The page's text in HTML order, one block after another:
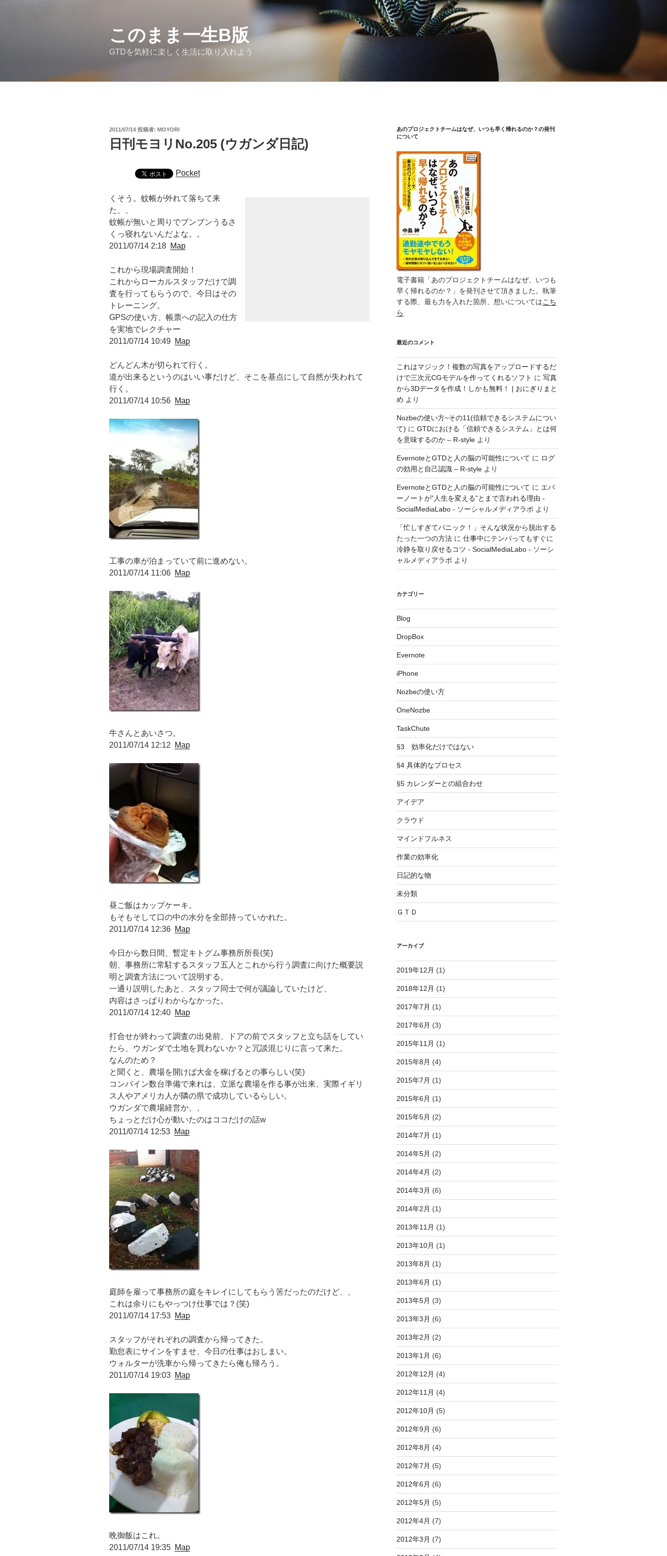
このまま一生Β版
GTDを気軽に楽しく生活に取り入れよう
投
稿
日:
2011/07/14 投稿者: MOYORI
日刊モヨリNo.205 (ウガンダ日記)
Pocket
くそう。蚊帳が外れて落ちて来
た、、
蚊帳が無いと周りでブンブンうるさ
くっ寝れないんだよな。。
2011/07/14 2:18 Map
これから現場調査開始！
これからローカルスタッフだけで調
査を行ってもらうので、今日はその
トレーニング。
GPSの使い方、帳票への記入の仕方
を実地でレクチャー
2011/07/14 10:49 Map
どんどん木が切られて行く。
道が出来るというのはいい事だけど、そこを基点にして自然が失われて
行く。
2011/07/14 10:56 Map
工事の車が泊まっていて前に進めない。
2011/07/14 11:06 Map
牛さんとあいさつ。
2011/07/14 12:12
Map
昼ご飯はカップケーキ。
もそもそして口の中の水分を全部持っていかれた。
2011/07/14 12:36 Map
今日から数日間、暫定キトグム事務所所長(笑)
朝、事務所に常駐するスタッフ五人とこれから行う調査に向けた概要説
明と調査方法について説明する。
一通り説明したあと、スタッフ同士で何が議論していたけど、
内容はさっぱりわからなかった。
2011/07/14 12:40 Map
打合せが終わって調査の出発前、ドアの前でスタッフと立ち話をしてい
たら、ウガンダで土地を買わないか？と冗談混じりに言って来た。
なんのため？
と聞くと、農場を開けば大金を稼げるとの事らしい(笑)
コンバイン数台準備で来れは、立派な農場を作る事が出来、実際イギリ
ス人やアメリカ人が隣の県で成功しているらしい。
ウガンダで農場経営か、、
ちょっとだけ心が動いたのはココだけの話w
2011/07/14 12:53 Map
庭師を雇って事務所の庭をキレイにしてもらう筈だったのだけど、、
これは余りにもやっつけ仕事では？(笑)
2011/07/14 17:53 Map
スタッフがそれぞれの調査から帰ってきた。
勤怠表にサインをすませ、今日の仕事はおしまい。
ウォルターが洗車から帰ってきたら俺も帰ろう。
2011/07/14 19:03 Map
晩御飯はこれ。
2011/07/14 19:35 Map
あのプロジェクトチームはなぜ、いつも早く帰れるのか？の発刊
について
電子書籍「あのプロジェクトチームはなぜ、いつも
早く帰れるのか？」を発刊させて頂きました。執筆
する際、最も力を入れた箇所、想いについてはこち
ら
最近のコメント
これはマジック！複数の写真をアップロードするだ
けで三次元CGモデルを作ってくれるソフト に 写真
から3Dデータを作成！しかも無料！ | おにぎりまと
め より
Nozbeの使い方~その11(信頼できるシステムについ
て) に GTDにおける「信頼できるシステム」とは何
を意味するのか – R-styleより
EvernoteとGTDと人の脳の可能性について に ログ
の効用と自己認識 – R-styleより
EvernoteとGTDと人の脳の可能性について に エバ
ーノートが”人生を変える”とまで言われる理由 -
SocialMediaLabo - ソーシャルメディアラボ より
「忙しすぎてパニック！」そんな状況から脱出する
たった一つの方法に 仕事中にテンパってもすぐに
冷静を取り戻せるコツ - SocialMediaLabo - ソーシ
ャルメディアラボ より
カテゴリー
Blog
DropBox
Evernote
iPhone
Nozbeの使い方
OneNozbe
TaskChute
§3 効率化だけではない
§4 具体的なプロセス
§5 カレンダーとの組合わせ
アイデア
クラウド
マインドフルネス
作業の効率化
日記的な物
未分類
ＧＴＤ
アーカイブ
2019年12月 (1)
2018年12月 (1)
2017年7月 (1)
2017年6月 (3)
2015年11月 (1)
2015年8月 (4)
2015年7月 (1)
2015年6月 (1)
2015年5月 (2)
2014年7月 (1)
2014年5月 (2)
2014年4月 (2)
2014年3月 (6)
2014年2月 (1)
2013年11月 (1)
2013年10月 (1)
2013年8月 (1)
2013年6月 (1)
2013年5月 (3)
2013年3月 (6)
2013年2月 (2)
2013年1月 (6)
2012年12月 (4)
2012年11月 (4)
2012年10月 (5)
2012年9月 (6)
2012年8月 (4)
2012年7月 (5)
2012年6月 (6)
2012年5月 (5)
2012年4月 (7)
2012年3月 (7)